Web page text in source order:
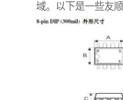
域。以下是一些友